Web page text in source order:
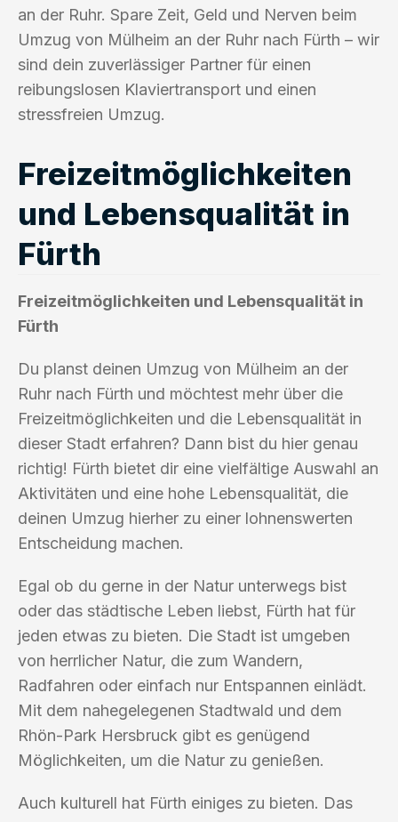
an der Ruhr. Spare Zeit, Geld und Nerven beim
Umzug von Mülheim an der Ruhr nach Fürth – wir
sind dein zuverlässiger Partner für einen
reibungslosen Klaviertransport und einen
stressfreien Umzug.
Freizeitmöglichkeiten
und Lebensqualität in
Fürth
Freizeitmöglichkeiten und Lebensqualität in
Fürth
Du planst deinen Umzug von Mülheim an der
Ruhr nach Fürth und möchtest mehr über die
Freizeitmöglichkeiten und die Lebensqualität in
dieser Stadt erfahren? Dann bist du hier genau
richtig! Fürth bietet dir eine vielfältige Auswahl an
Aktivitäten und eine hohe Lebensqualität, die
deinen Umzug hierher zu einer lohnenswerten
Entscheidung machen.
Egal ob du gerne in der Natur unterwegs bist
oder das städtische Leben liebst, Fürth hat für
jeden etwas zu bieten. Die Stadt ist umgeben
von herrlicher Natur, die zum Wandern,
Radfahren oder einfach nur Entspannen einlädt.
Mit dem nahegelegenen Stadtwald und dem
Rhön-Park Hersbruck gibt es genügend
Möglichkeiten, um die Natur zu genießen.
Auch kulturell hat Fürth einiges zu bieten. Das